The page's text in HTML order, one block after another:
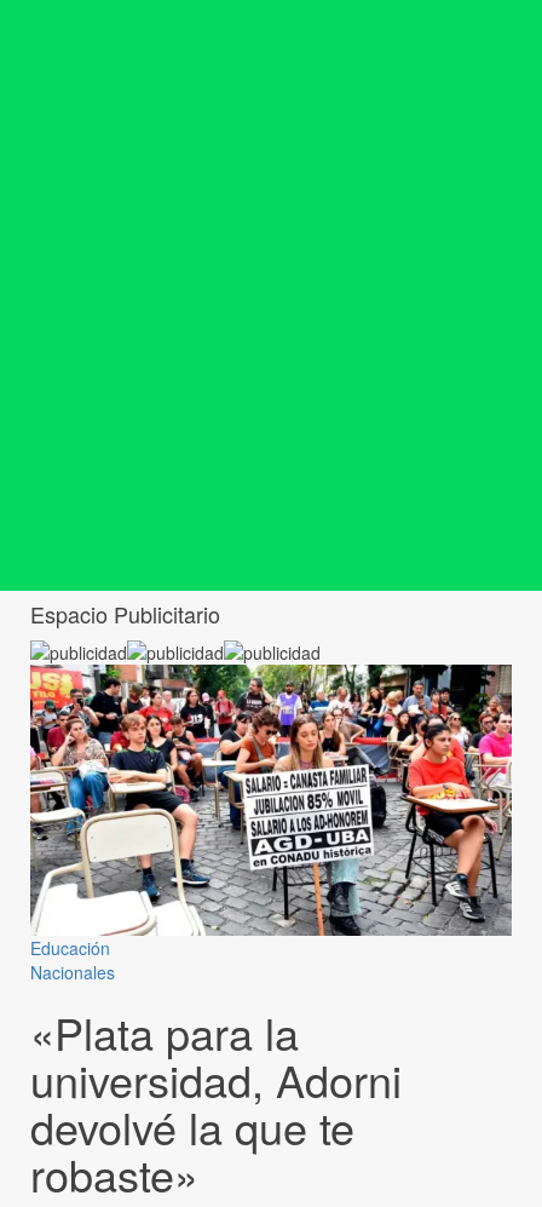
Espacio Publicitario
Educación
Nacionales
«Plata para la
universidad, Adorni
devolvé la que te
robaste»